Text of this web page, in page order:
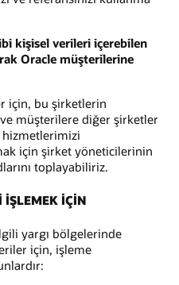
kişisel verileri içerebilen
Oracle müşterilerine
için, bu şirketlerin
müşterilere diğer şirketler
için şirket yöneticilerinin
toplayabiliriz.
İÇİN
yargı bölgelerinde
için, işleme